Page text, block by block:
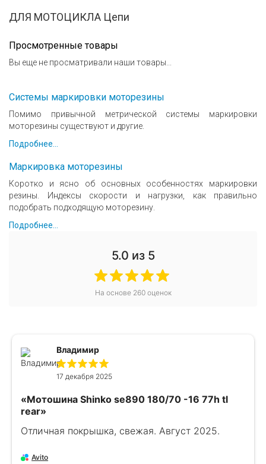
ДЛЯ МОТОЦИКЛА Цепи
Просмотренные товары
Вы еще не просматривали наши товары...
Системы маркировки моторезины
Помимо привычной метрической системы маркировки
моторезины существуют и другие.
Подробнее...
Маркировка моторезины
Коротко и ясно об основных особенностях маркировки
резины. Индексы скорости и нагрузки, как правильно
подобрать подходящую моторезину.
Подробнее...
5.0 из 5
На основе 260оценок
Владимир
17 декабря 2025
«Мотошина Shinko se890 180/70 -16 77h tl
rear»
Отличная покрышка, свежая. Август 2025.
Avito